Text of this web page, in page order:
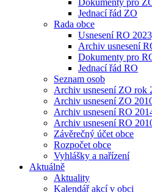
Dokumenty pro
Jednací řád ZO
Rada obce
Usnesení RO
Archiv usnesení
Dokumenty pro
Jednací řád RO
Seznam osob
Archiv usnesení ZO rok
Archiv usnesení ZO
Archiv usnesení RO
Archiv usnesení RO
Závěrečný účet obce
Rozpočet obce
Vyhlášky a nařízení
Aktuálně
Aktuality
Kalendář akcí v obci